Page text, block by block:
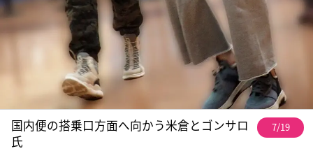
国内便の搭乗口方面へ向かう米倉とゴンサロ
氏
7/19